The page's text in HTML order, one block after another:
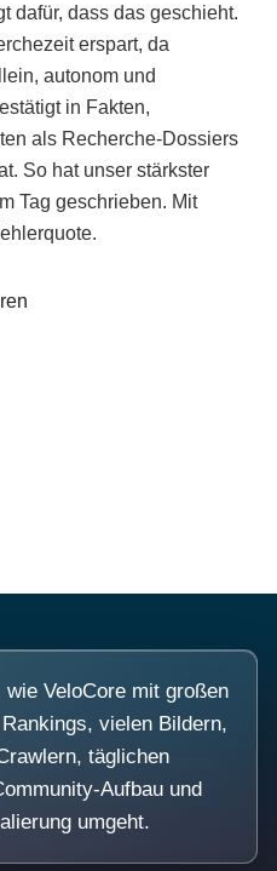
dafür, dass das geschieht.
erspart, da
autonom und
in Fakten,
als Recherche-Dossiers
So hat unser stärkster
Tag geschrieben. Mit
VeloCore mit großen
vielen Bildern,
täglichen
Aufbau und
umgeht.